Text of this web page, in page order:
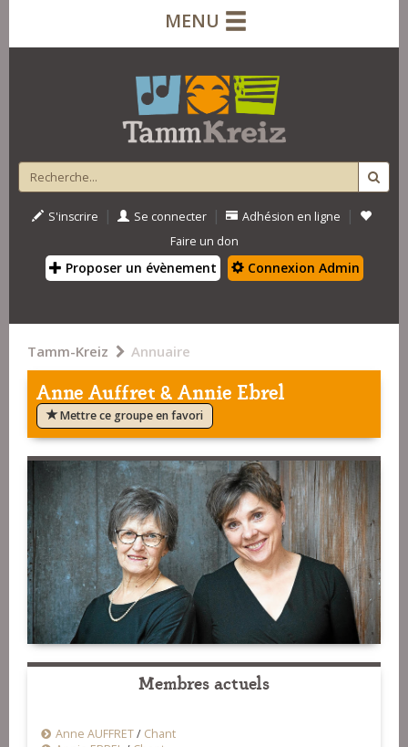
MENU
S'inscrire | Se connecter | Adhésion en ligne |
Faire un don
Proposer un évènement Connexion Admin
Tamm-Kreiz Annuaire
Anne Auffret & Annie Ebrel
Mettre ce groupe en favori
Membres actuels
Anne AUFFRET/ Chant